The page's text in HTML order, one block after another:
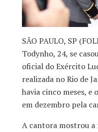
SÃO PAULO, SP
Todynho, 24, se
oficial do Exército
realizada no Rio de
havia cinco meses,
em dezembro pela
A cantora mostrou a